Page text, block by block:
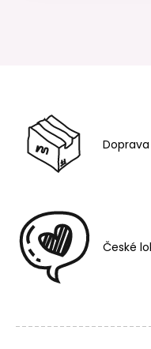
České